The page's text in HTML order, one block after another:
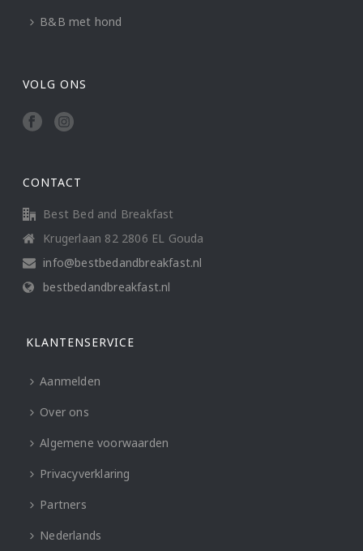
B&B met hond
VOLG ONS
CONTACT
Best Bed and Breakfast
Krugerlaan 82 2806 EL Gouda
info@bestbedandbreakfast.nl
bestbedandbreakfast.nl
KLANTENSERVICE
Aanmelden
Over ons
Algemene voorwaarden
Privacyverklaring
Partners
Nederlands